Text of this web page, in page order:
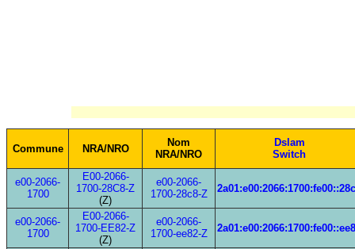
Commune NRA/NRO
Nom
NRA/NRO
Dslam
Switch
e00-2066-
1700
E00-2066-
1700-28C8-Z
(Z)
e00-2066-
1700-28c8-Z
e00-2066-
1700
E00-2066-
1700-EE82-Z
(Z)
e00-2066-
1700-ee82-Z